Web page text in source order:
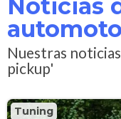
Noticias
Nuestras
pickup'
Tuning